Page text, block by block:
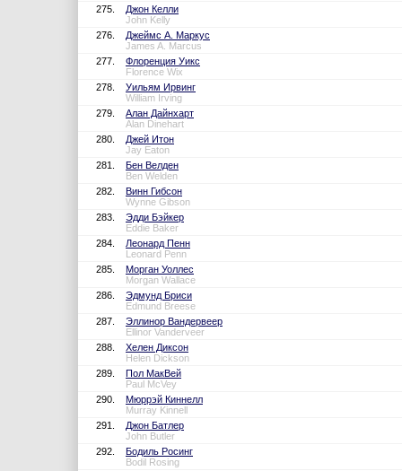
275.
Джон Келли
John Kelly
276.
Джеймс А. Маркус
James A. Marcus
277.
Флоренция Уикс
Florence Wix
278.
Уильям Ирвинг
William Irving
279.
Алан Дайнхарт
Alan Dinehart
280.
Джей Итон
Jay Eaton
281.
Бен Велден
Ben Welden
282.
Винн Гибсон
Wynne Gibson
283.
Эдди Бэйкер
Eddie Baker
284.
Леонард Пенн
Leonard Penn
285.
Морган Уоллес
Morgan Wallace
286.
Эдмунд Бриси
Edmund Breese
287.
Эллинор Вандервеер
Ellinor Vanderveer
288.
Хелен Диксон
Helen Dickson
289.
Пол МакВей
Paul McVey
290.
Мюррэй Киннелл
Murray Kinnell
291.
Джон Батлер
John Butler
292.
Бодиль Росинг
Bodil Rosing